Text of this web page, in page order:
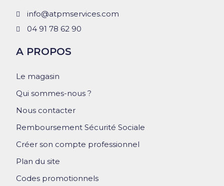
info@atpmservices.com
04 91 78 62 90
A PROPOS
Le magasin
Qui sommes-nous ?
Nous contacter
Remboursement Sécurité Sociale
Créer son compte professionnel
Plan du site
Codes promotionnels